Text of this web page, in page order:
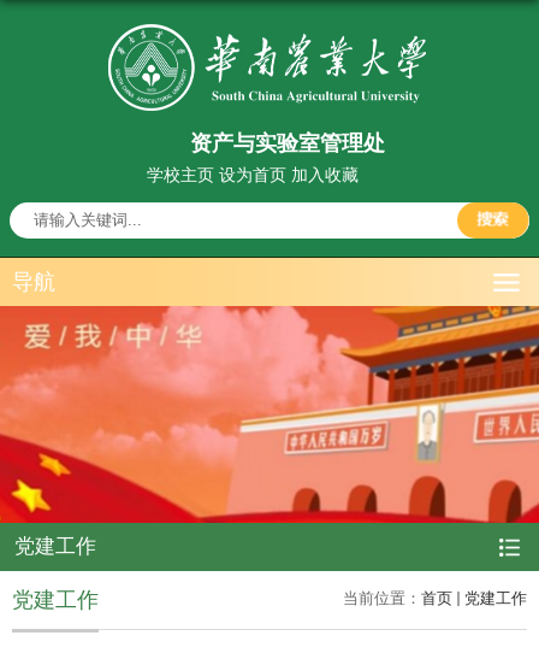
资产与实验室管理处
学校主页 设为首页 加入收藏
导航
党建工作
当前位置： 首页 党建工作
党建工作